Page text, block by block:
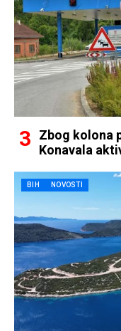
Zbog kolona
Konavala
BIH NOVOSTI